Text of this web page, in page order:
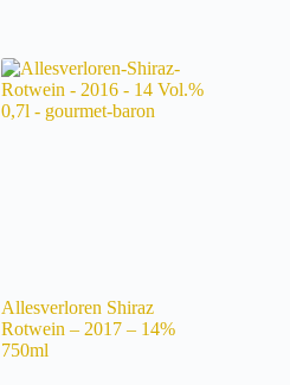
Allesverloren Shiraz
Rotwein – 2017 – 14%
750ml